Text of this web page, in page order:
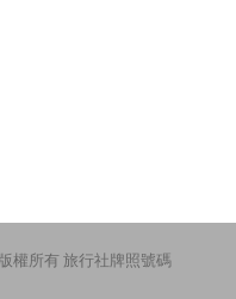
權所有 旅行社牌照號碼